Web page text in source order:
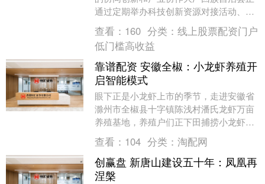
通过定期举办科技创新资源对接活动、搭
建共享研发平台、优化营商环境等一系列
举措，加快推动科....
查看： 160 分类： 线上股票配资门户
低门槛高收益
靠谱配资 安徽全椒：小龙虾养殖开
启智能模式
眼下正是小龙虾上市的季节，走进安徽省
滁州市全椒县十字镇陈浅村潘氏龙虾万亩
养殖基地，养殖户们正下田捕捞小龙虾。
收笼、倒虾、入桶……一连串动作麻利娴
熟，不一会儿，水....
查看： 104 分类： 淘配网
创赢盘 新唐山建设五十年：凤凰再
涅槃